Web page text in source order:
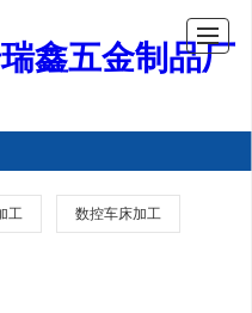
鑫五金制品厂
工 数控车床加工